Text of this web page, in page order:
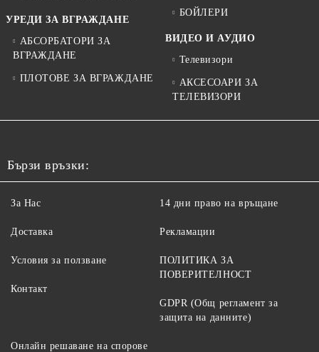
УРЕДИ ЗА ВГРАЖДАНЕ
АБСОРБАТОРИ ЗА
ВГРАЖДАНЕ
ПЛОТОВЕ ЗА ВГРАЖДАНЕ
БОЙЛЕРИ
ВИДЕО И АУДИО
Телевизори
АКСЕСОАРИ ЗА
ТЕЛЕВИЗОРИ
Бързи връзки:
За Нас
Доставка
Условия за ползване
Контакт
14 дни право на връщане
Рекламации
ПОЛИТИКА ЗА
ПОВЕРИТЕЛНОСТ
GDPR (Общ регламент за
защита на данните)
Онлайн решаване на спорове